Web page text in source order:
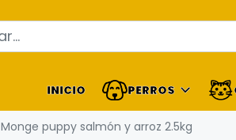
INICIO PERROS
Monge puppy salmón y arroz 2.5kg